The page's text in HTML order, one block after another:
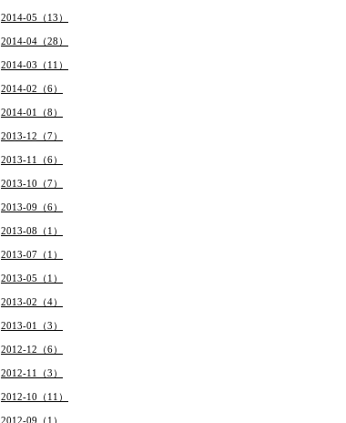
2014-05（13）
2014-04（28）
2014-03（11）
2014-02（6）
2014-01（8）
2013-12（7）
2013-11（6）
2013-10（7）
2013-09（6）
2013-08（1）
2013-07（1）
2013-05（1）
2013-02（4）
2013-01（3）
2012-12（6）
2012-11（3）
2012-10（11）
2012-09（1）